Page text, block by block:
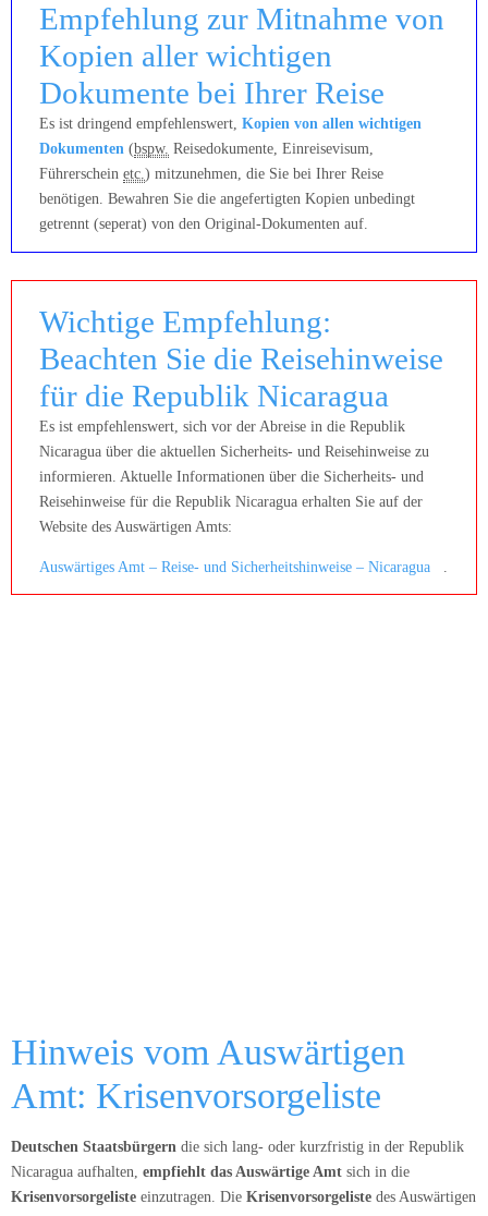
Empfehlung zur Mitnahme von
Kopien aller wichtigen
Dokumente bei Ihrer Reise
Es ist dringend empfehlenswert, Kopien von allen wichtigen
Dokumenten (bspw. Reisedokumente, Einreisevisum,
Führerschein etc.) mitzunehmen, die Sie bei Ihrer Reise
benötigen. Bewahren Sie die angefertigten Kopien unbedingt
getrennt (seperat) von den Original-Dokumenten auf.
Wichtige Empfehlung:
Beachten Sie die Reisehinweise
für die Republik Nicaragua
Es ist empfehlenswert, sich vor der Abreise in die Republik
Nicaragua über die aktuellen Sicherheits- und Reisehinweise zu
informieren. Aktuelle Informationen über die Sicherheits- und
Reisehinweise für die Republik Nicaragua erhalten Sie auf der
Website des Auswärtigen Amts:
Auswärtiges Amt – Reise- und Sicherheitshinweise – Nicaragua
Hinweis vom Auswärtigen
Amt: Krisenvorsorgeliste
Deutschen Staatsbürgern die sich lang- oder kurzfristig in der Republik
Nicaragua aufhalten, empfiehlt das Auswärtige Amt sich in die
Krisenvorsorgeliste einzutragen. Die Krisenvorsorgeliste des Auswärtigen